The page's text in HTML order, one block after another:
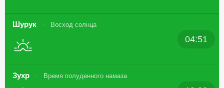
Шурук Восход солнца
04:51
Зухр Время полуденного намаза